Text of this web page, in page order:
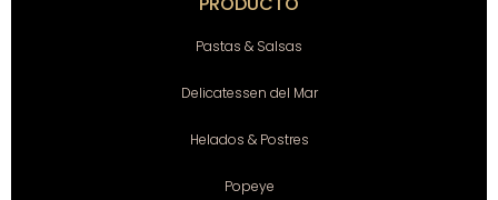
Pastas & Salsas
Delicatessen del Mar
Helados & Postres
Popeye